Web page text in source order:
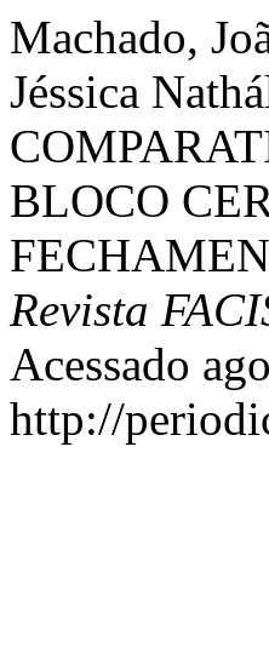
Machado,
Jéssica
BLOCO
Revista
Acessado
http://